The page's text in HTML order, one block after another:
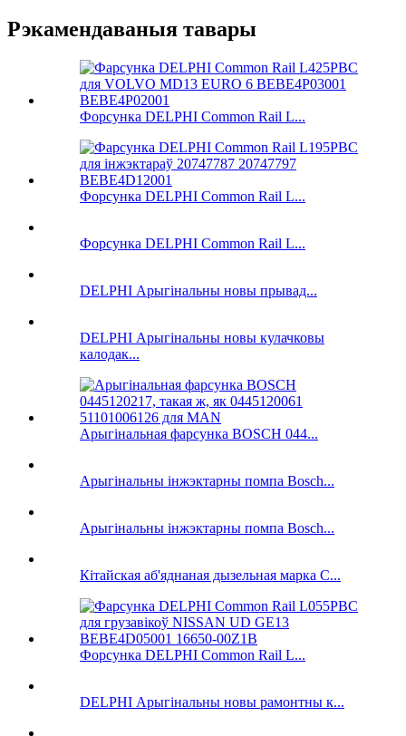
Рэкамендаваныя тавары
Форсунка DELPHI Common Rail L...
Форсунка DELPHI Common Rail L...
Форсунка DELPHI Common Rail L...
DELPHI Арыгінальны новы прывад...
DELPHI Арыгінальны новы кулачковы
калодак...
Арыгінальная фарсунка BOSCH 044...
Арыгінальны інжэктарны помпа Bosch...
Арыгінальны інжэктарны помпа Bosch...
Кітайская аб'яднаная дызельная марка C...
Форсунка DELPHI Common Rail L...
DELPHI Арыгінальны новы рамонтны к...